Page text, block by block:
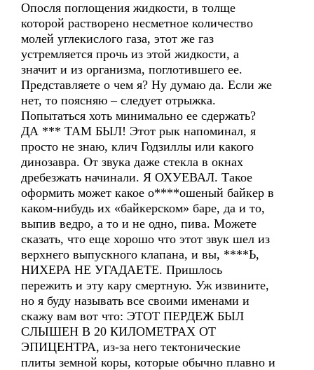
Опосля поглощения жидкости, в толще
которой растворено несметное количество
молей углекислого газа, этот же газ
устремляется прочь из этой жидкости, а
значит и из организма, поглотившего ее.
Представляете о чем я? Ну думаю да. Если же
нет, то поясняю – следует отрыжка.
Попытаться хоть минимально ее сдержать?
ДА *** ТАМ БЫЛ! Этот рык напоминал, я
просто не знаю, клич Годзиллы или какого
динозавра. От звука даже стекла в окнах
дребезжать начинали. Я ОХУЕВАЛ. Такое
оформить может какое о****ошеный байкер в
каком-нибудь их «байкерском» баре, да и то,
выпив ведро, а то и не одно, пива. Можете
сказать, что еще хорошо что этот звук шел из
верхнего выпускного клапана, и вы, ****Ь,
НИХЕРА НЕ УГАДАЕТЕ. Пришлось
пережить и эту кару смертную. Уж извините,
но я буду называть все своими именами и
скажу вам вот что: ЭТОТ ПЕРДЕЖ БЫЛ
СЛЫШЕН В 20 КИЛОМЕТРАХ ОТ
ЭПИЦЕНТРА, из-за него тектонические
плиты земной коры, которые обычно плавно и